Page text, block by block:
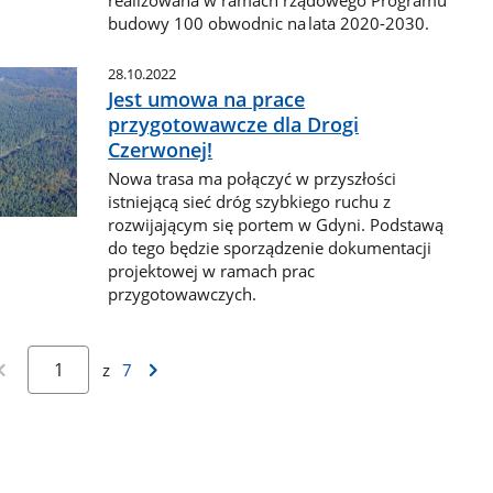
budowy 100 obwodnic na lata 2020-2030.
28.10.2022
Jest umowa na prace
przygotowawcze dla Drogi
Czerwonej!
Nowa trasa ma połączyć w przyszłości
istniejącą sieć dróg szybkiego ruchu z
rozwijającym się portem w Gdyni. Podstawą
do tego będzie sporządzenie dokumentacji
projektowej w ramach prac
przygotowawczych.
z 7